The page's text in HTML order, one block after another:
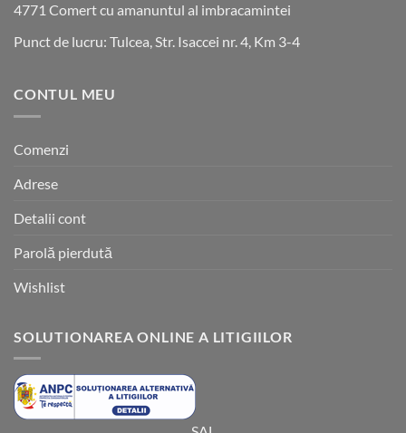
4771 Comert cu amanuntul al imbracamintei
Punct de lucru: Tulcea, Str. Isaccei nr. 4, Km 3-4
CONTUL MEU
Comenzi
Adrese
Detalii cont
Parolă pierdută
Wishlist
SOLUTIONAREA ONLINE A LITIGIILOR